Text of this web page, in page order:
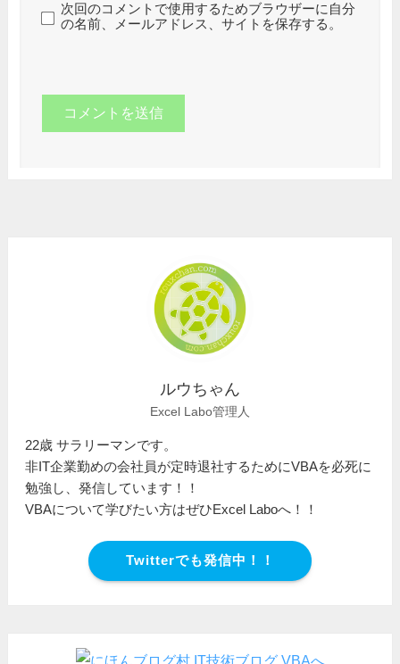
次回のコメントで使用するためブラウザーに自分
の名前、メールアドレス、サイトを保存する。
ルウちゃん
Excel Labo管理人
22歳 サラリーマンです。
非IT企業勤めの会社員が定時退社するためにVBAを必死に
勉強し、発信しています！！
VBAについて学びたい方はぜひExcel Laboへ！！
Twitterでも発信中！！